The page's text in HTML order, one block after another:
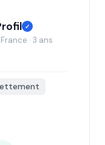
✓
· 3 ans